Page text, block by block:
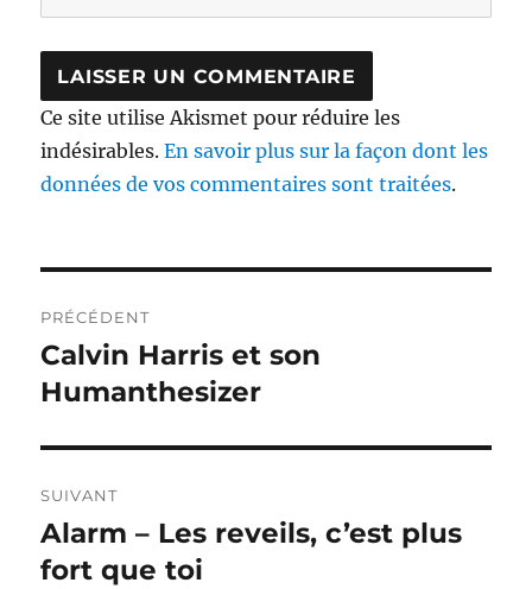
Ce site utilise Akismet pour réduire les
indésirables.En savoir plus sur la façon dont les
données de vos commentaires sont traitées.
de
l’article
PRÉCÉDENT
Publication
précédente :
Calvin Harris et son
Humanthesizer
SUIVANT
Publication
suivante :
Alarm – Les reveils, c’est plus
fort que toi